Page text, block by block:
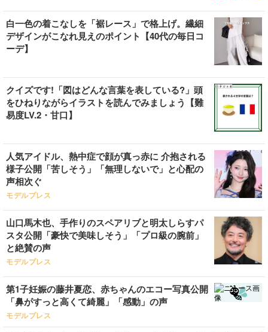
白一色の着こなしを「裾レース」で格上げ。繊細
デザインがこなれ見えのポイント【40代の毎日コ
ーデ】
クイズです!「図はどんな言葉を表している?」頭
をひねりながらイラストを読んでみましょう【難
易度LV.2・甘口】
人気アイドル、熱中症で顔が真っ赤に 介抱される
様子公開「苦しそう」「無理しないで」と心配の
声相次ぐ
モデルプレス
山口馬木也、手作りのスペアリブと明太しらすパ
スタ公開「豪快で美味しそう」「プロ級の腕前」
と絶賛の声
モデルプレス
第1子妊娠の藤井夏恋、赤ちゃんのエコー写真公開
「鼻がすっと高くて綺麗」「感動」の声
モデルプレス